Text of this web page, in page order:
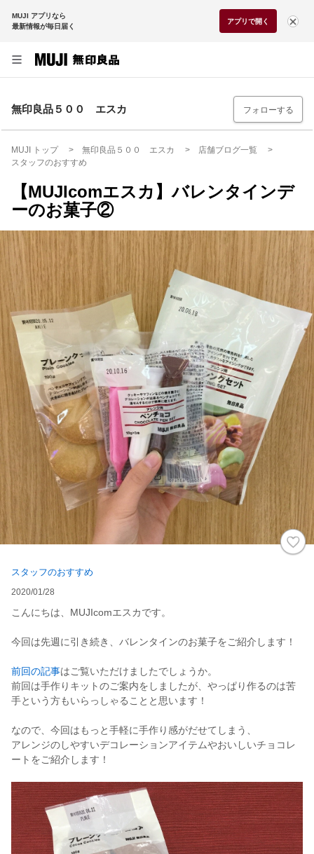
MUJI アプリなら
最新情報が毎日届く
アプリで開く
無印良品５００ エスカ フォローする
MUJI トップ 無印良品５００ エスカ
店舗ブログ一覧
スタッフのおすすめ
【MUJIcomエスカ】バレンタインデ
ーのお菓子②
スタッフのおすすめ
2020/01/28
こんにちは、MUJIcomエスカです。
今回は先週に引き続き、バレンタインのお菓子をご紹介します！
前回の記事はご覧いただけましたでしょうか。
前回は手作りキットのご案内をしましたが、やっぱり作るのは苦
手という方もいらっしゃることと思います！
なので、今回はもっと手軽に手作り感がだせてしまう、
アレンジのしやすいデコレーションアイテムやおいしいチョコレ
ートをご紹介します！